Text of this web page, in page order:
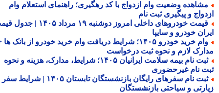
وضعیت وام ازدواج با کد رهگیری؛ راهنمای استعلام وام
و پیگیری ثبت نام
قیمت خودروهای داخلی امروز دوشنبه ۱۹ مرداد ۱۴۰۵ | جدول قیمت
خودرو و سایپا
وام خرید خودرو ۱۴۰۵؛ شرایط دریافت وام خرید خودرو از بانک ها +
لازم و نحوه ثبت درخواست
ثبت نام بیمه سلامت ایرانیان ۱۴۰۵؛ شرایط، مدارک، هزینه و نحوه
نام غیرحضوری
ثبت نام سفرهای رایگان بازنشستگان تابستان ۱۴۰۵ | شرایط سفر
و سیاحتی بازنشستگان